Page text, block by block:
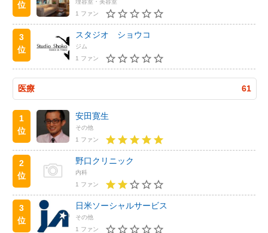
位
1 ファン
3
位
スタジオ ショウコ
ジム
1 ファン
医療 61
1
位
安田寛生
その他
1 ファン
2
位
野口クリニック
内科
1 ファン
3
位
日米ソーシャルサービス
その他
1 ファン